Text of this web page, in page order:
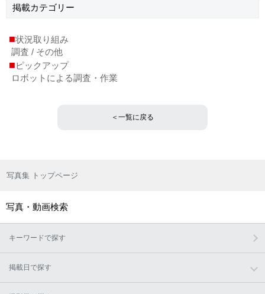
掲載カテゴリー
■状況取り組み
調査 / その他
■ピックアップ
ロボットによる調査・作業
＜一覧に戻る
写真集 トップページ
写真・動画検索
キーワードで探す
掲載日で探す